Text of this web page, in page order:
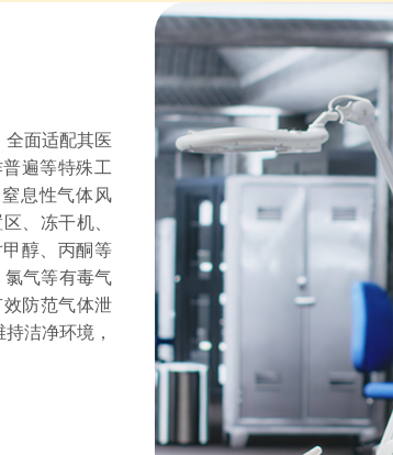
全面适配其医
遍等特殊工
息性气体风
、冻干机、
醇、丙酮等
气等有毒气
防范气体泄
洁净环境，